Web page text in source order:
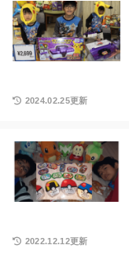
2024.02.25更新
2022.12.12更新